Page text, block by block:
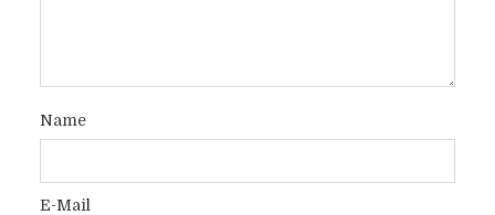
Name
E-Mail